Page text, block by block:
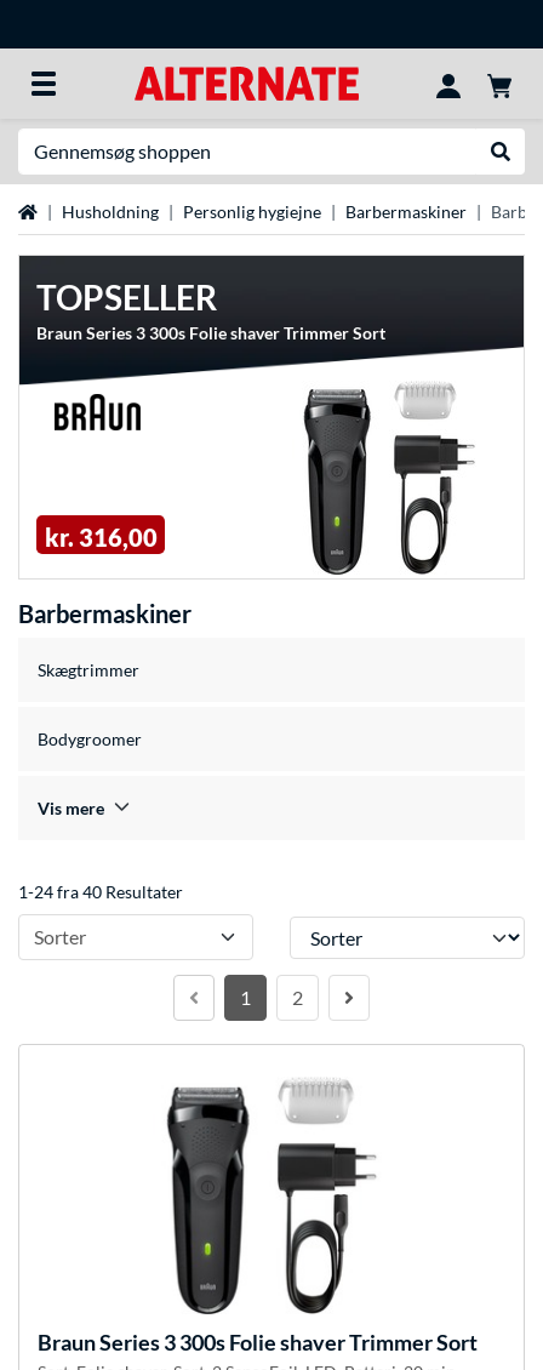
StartsideHusholdning Personlig hygiejne Barbermaskiner
TOPSELLER
Braun Series 3 300s Folie shaver Trimmer Sort
kr. 316,00
Barbermaskiner
Skægtrimmer
Bodygroomer
Vis mere
1-24 fra 40 Resultater
Sorter Sorter
1 2
BraunSeries 3 300s Folie shaver Trimmer Sort